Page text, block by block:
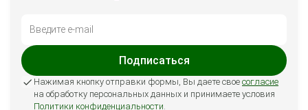
Подписаться
Нажимая кнопку отправки формы, Вы даете свое согласие
на обработку персональных данных и принимаете условия
Политики конфиденциальности.